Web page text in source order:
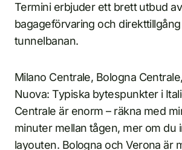
Termini erbjuder ett brett utbud
bagageförvaring och direkttillgång
tunnelbanan.
Milano Centrale, Bologna
Nuova: Typiska bytespunkter i
Centrale är enorm – räkna med
minuter mellan tågen, mer om du
layouten. Bologna och Verona är